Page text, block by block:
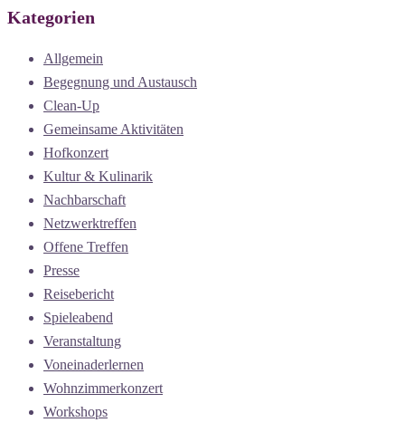
Kategorien
Allgemein
Begegnung und Austausch
Clean-Up
Gemeinsame Aktivitäten
Hofkonzert
Kultur & Kulinarik
Nachbarschaft
Netzwerktreffen
Offene Treffen
Presse
Reisebericht
Spieleabend
Veranstaltung
Voneinaderlernen
Wohnzimmerkonzert
Workshops